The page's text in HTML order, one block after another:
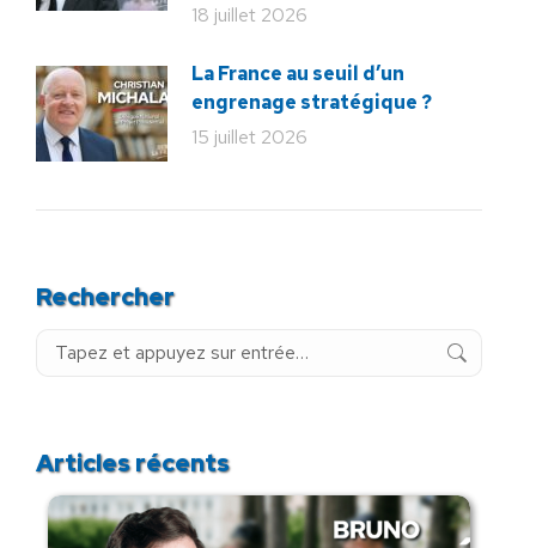
18 juillet 2026
La France au seuil d’un
engrenage stratégique ?
15 juillet 2026
Rechercher
Recherche
Articles récents